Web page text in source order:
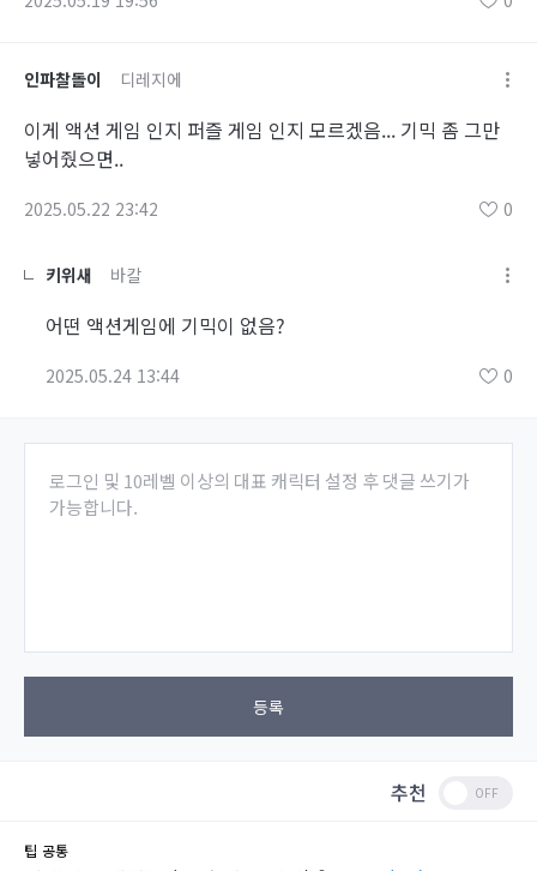
인파찰돌이 디레지에
이게 액션 게임 인지 퍼즐 게임 인지 모르겠음... 기믹 좀 그만
넣어줬으면..
2025.05.22 23:42 0
키위새 바칼
어떤 액션게임에 기믹이 없음?
2025.05.24 13:44 0
로그인 및 10레벨 이상의 대표 캐릭터 설정 후 댓글 쓰기가
가능합니다.
등록
추천
팁 공통